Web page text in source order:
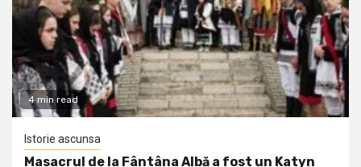
4 min read
Istorie ascunsa
Masacrul de la Fântâna Albă a fost un Katyn